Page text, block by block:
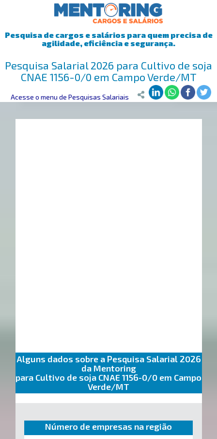
Pesquisa de cargos e salários para quem precisa de
agilidade, eficiência e segurança.
Pesquisa Salarial 2026 para Cultivo de soja
CNAE 1156-0/0 em Campo Verde/MT
Mentoring>Pesquisa Salarial>Campo Verde/MT>Cultivo de soja
Acesse o menu de Pesquisas Salariais
Alguns dados sobre a Pesquisa Salarial 2026
da Mentoring
para Cultivo de soja CNAE 1156-0/0 em Campo
Verde/MT
Número de empresas na região